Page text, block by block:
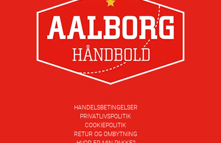
HANDELSBETINGELSER
PRIVATLIVSPOLITIK
COOKIEPOLITIK
RETUR OG OMBYTNING